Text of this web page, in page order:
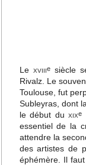
Le xviiiesiècle
Rivalz. Le
Toulouse, fut
Subleyras, dont
le début duxixe
essentiel de la
attendre la
des artistes de
éphémère. Il